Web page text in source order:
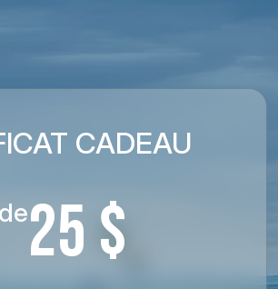
CADEAU
25 $